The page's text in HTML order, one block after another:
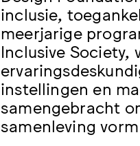
inclusie,
meerjarige
Inclusive Society,
instellingen en
samengebracht
samenleving